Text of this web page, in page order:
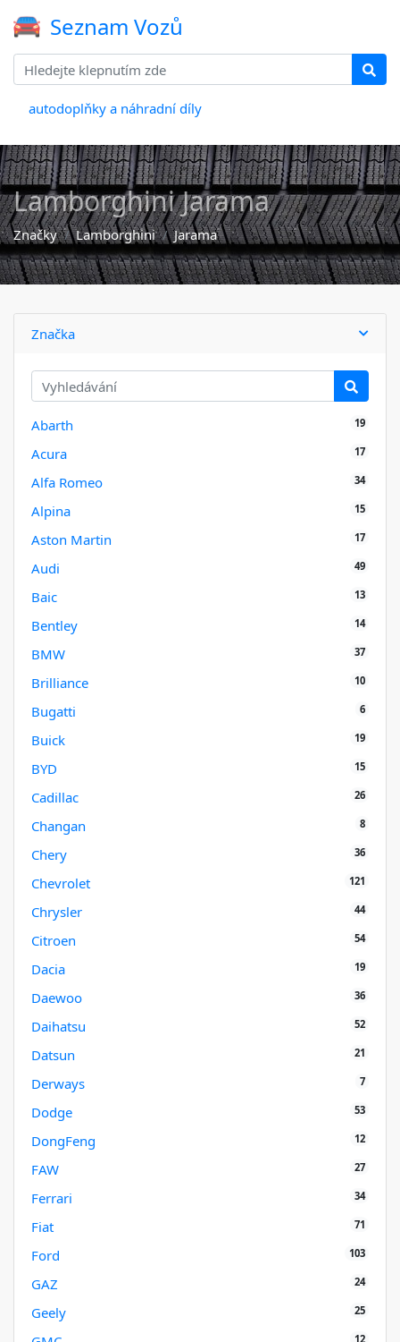
Seznam Vozů
autodoplňky a náhradní díly
Lamborghini Jarama
Značky Lamborghini Jarama
Značka
Abarth 19
Acura 17
Alfa Romeo 34
Alpina 15
Aston Martin 17
Audi 49
Baic 13
Bentley 14
BMW 37
Brilliance 10
Bugatti 6
Buick 19
BYD 15
Cadillac 26
Changan 8
Chery 36
Chevrolet 121
Chrysler 44
Citroen 54
Dacia 19
Daewoo 36
Daihatsu 52
Datsun 21
Derways 7
Dodge 53
DongFeng 12
FAW 27
Ferrari 34
Fiat 71
Ford 103
GAZ 24
Geely 25
12